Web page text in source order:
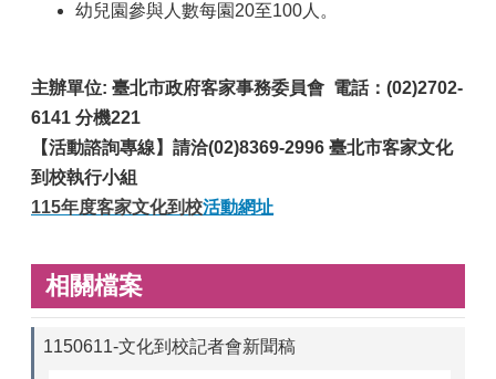
幼兒園參與人數每園20至100人。
主辦單位: 臺北市政府客家事務委員會 電話：(02)2702-
6141 分機221
【活動諮詢專線】請洽(02)8369-2996 臺北市客家文化
到校執行小組
115年度客家文化到校活動網址
相關檔案
1150611-文化到校記者會新聞稿